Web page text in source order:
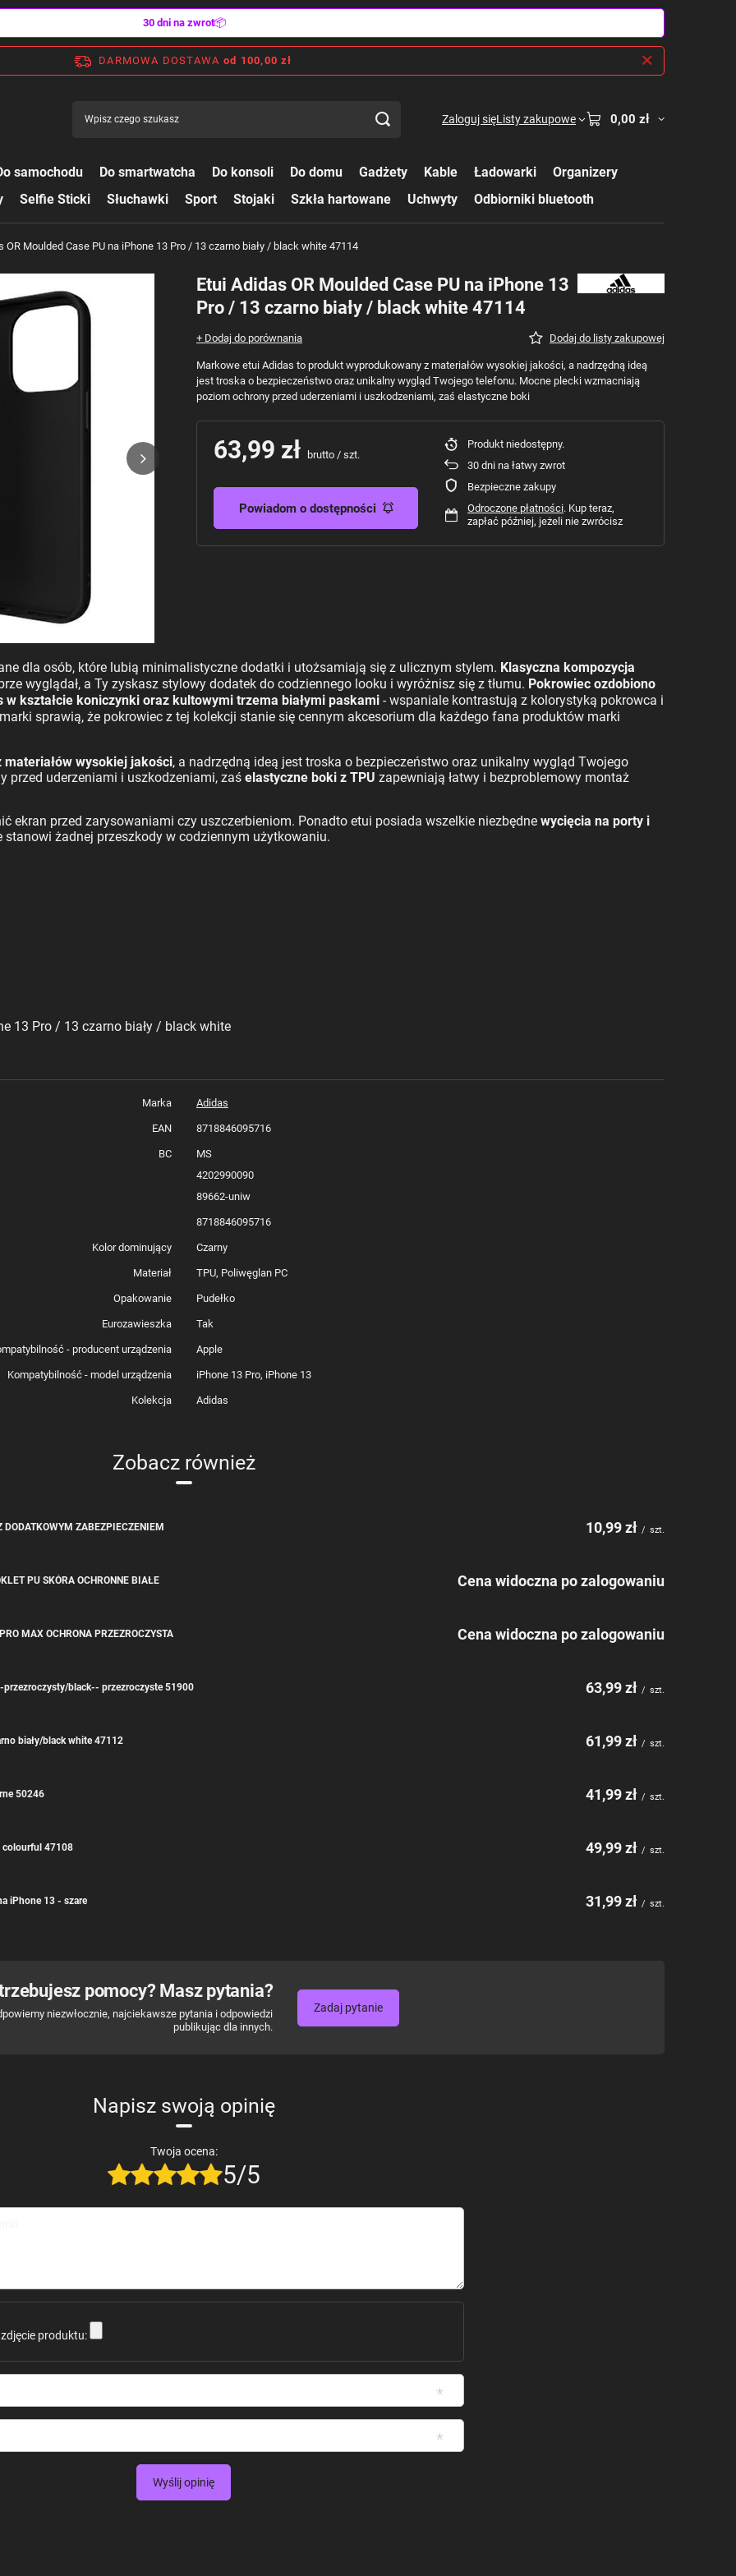
30 dni na zwrot📦
DARMOWA DOSTAWA od 100,00 zł
Zaloguj sięListy zakupowe 0,00 zł
samochodu Do smartwatcha Do konsoli Do domu Gadżety Kable Ładowarki
Organizery
Selfie Sticki Słuchawki Sport Stojaki Szkła hartowane Uchwyty Odbiorniki bluetooth
OR Moulded Case PU na iPhone 13 Pro / 13 czarno biały / black white 47114
Etui Adidas OR Moulded Case PU na iPhone 13
Pro / 13 czarno biały / black white 47114
+ Dodaj do porównania Dodaj do listy zakupowej
Markowe etui Adidas to produkt wyprodukowany z materiałów wysokiej jakości, a nadrzędną ideą
jest troska o bezpieczeństwo oraz unikalny wygląd Twojego telefonu. Mocne plecki wzmacniają
poziom ochrony przed uderzeniami i uszkodzeniami, zaś elastyczne boki
63,99 zł brutto / szt.
Powiadom o dostępności
Produkt niedostępny
30 dni na łatwy zwrot
Bezpieczne zakupy
Odroczone płatności. Kup teraz,
zapłać później, jeżeli nie zwrócisz
dla osób, które lubią minimalistyczne dodatki i utożsamiają się z ulicznym stylem. Klasyczna kompozycja
wyglądał, a Ty zyskasz stylowy dodatek do codziennego looku i wyróżnisz się z tłumu. Pokrowiec ozdobiono
kształcie koniczynki oraz kultowymi trzema białymi paskami - wspaniale kontrastują z kolorystyką pokrowca i
sprawią, że pokrowiec z tej kolekcji stanie się cennym akcesorium dla każdego fana produktów marki
wysokiej jakości, a nadrzędną ideą jest troska o bezpieczeństwo oraz unikalny wygląd Twojego
przed uderzeniami i uszkodzeniami, zaś elastyczne boki z TPU zapewniają łatwy i bezproblemowy montaż
ekran przed zarysowaniami czy uszczerbieniom. Ponadto etui posiada wszelkie niezbędne wycięcia na porty i
stanowi żadnej przeszkody w codziennym użytkowaniu.
13 Pro / 13 czarno biały / black white
Marka Adidas
EAN 8718846095716
BC
MS
4202990090
89662-uniw
8718846095716
Kolor dominujący Czarny
Materiał TPU, Poliwęglan PC
Opakowanie Pudełko
Eurozawieszka Tak
- producent urządzenia Apple
Kompatybilność - model urządzenia iPhone 13 Pro, iPhone 13
Kolekcja Adidas
Zobacz również
DODATKOWYM ZABEZPIECZENIEM 10,99 zł / szt.
PU SKÓRA OCHRONNE BIAŁE Cena widoczna po zalogowaniu
MAX OCHRONA PRZEZROCZYSTA Cena widoczna po zalogowaniu
przezroczysty/black-- przezroczyste 51900 63,99 zł / szt.
biały/black white 47112 61,99 zł / szt.
50246 41,99 zł / szt.
colourful 47108 49,99 zł / szt.
iPhone 13 - szare 31,99 zł / szt.
pomocy? Masz pytania?
niezwłocznie, najciekawsze pytania i odpowiedzi
publikując dla innych.
Zadaj pytanie
Napisz swoją opinię
Twoja ocena:
5/5
produktu:
Wyślij opinię